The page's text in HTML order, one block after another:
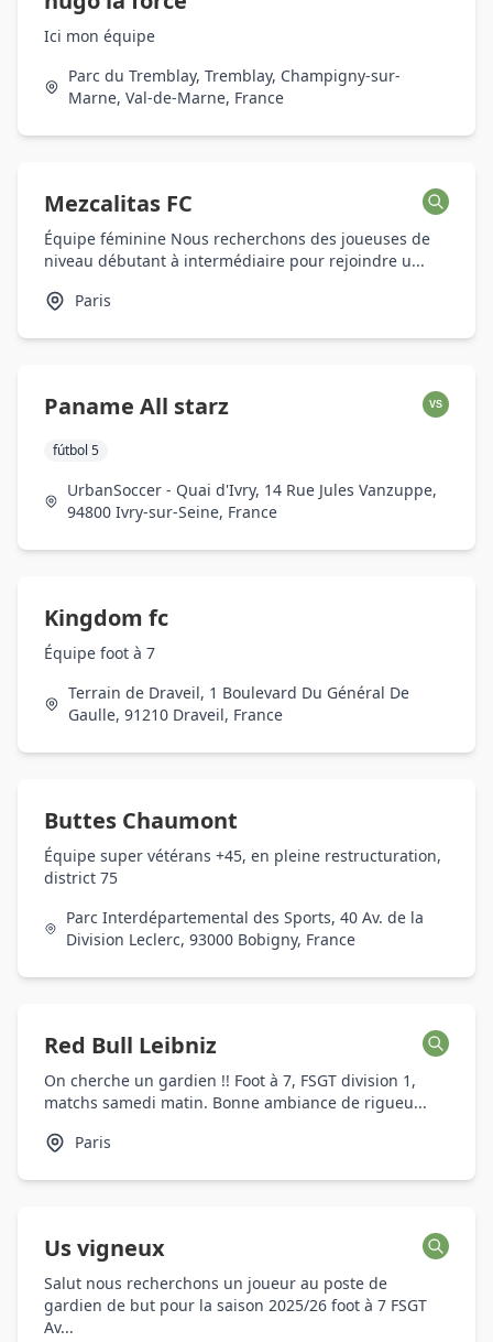
Ici mon équipe
Parc du Tremblay, Tremblay, Champigny-sur-
Marne, Val-de-Marne, France
Mezcalitas FC
Équipe féminine Nous recherchons des joueuses de
niveau débutant à intermédiaire pour rejoindre u...
Paris
Paname All starz VS
fútbol 5
UrbanSoccer - Quai d'Ivry, 14 Rue Jules Vanzuppe,
94800 Ivry-sur-Seine, France
Kingdom fc
Équipe foot à 7
Terrain de Draveil, 1 Boulevard Du Général De
Gaulle, 91210 Draveil, France
Buttes Chaumont
Équipe super vétérans +45, en pleine restructuration,
district 75
Parc Interdépartemental des Sports, 40 Av. de la
Division Leclerc, 93000 Bobigny, France
Red Bull Leibniz
On cherche un gardien !! Foot à 7, FSGT division 1,
matchs samedi matin. Bonne ambiance de rigueu...
Paris
Us vigneux
Salut nous recherchons un joueur au poste de
gardien de but pour la saison 2025/26 foot à 7 FSGT
Av...